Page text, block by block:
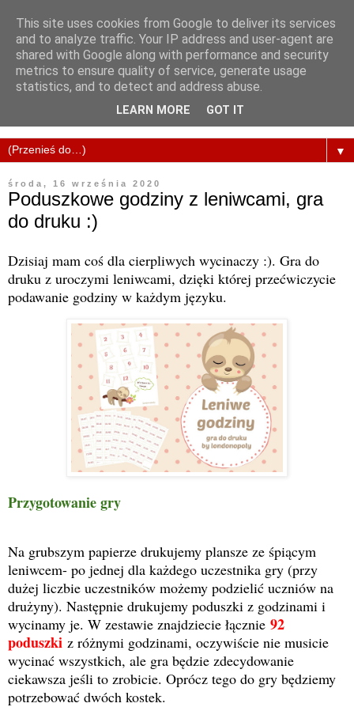
▼
środa, 16 września 2020
Poduszkowe godziny z leniwcami, gra
do druku :)
Dzisiaj mam coś dla cierpliwych wycinaczy :). Gra do
druku z uroczymi leniwcami, dzięki której przećwiczycie
podawanie godziny w każdym języku.
Przygotowanie gry
Na grubszym papierze drukujemy plansze ze śpiącym
leniwcem- po jednej dla każdego uczestnika gry (przy
dużej liczbie uczestników możemy podzielić uczniów na
drużyny). Następnie drukujemy poduszki z godzinami i
wycinamy je. W zestawie znajdziecie łącznie 92
poduszki z różnymi godzinami, oczywiście nie musicie
wycinać wszystkich, ale gra będzie zdecydowanie
ciekawsza jeśli to zrobicie. Oprócz tego do gry będziemy
potrzebować dwóch kostek.
This site uses cookies from Google to deliver its services
and to analyze traffic. Your IP address and user-agent are
shared with Google along with performance and security
metrics to ensure quality of service, generate usage
statistics, and to detect and address abuse.
LEARN MORE GOT IT